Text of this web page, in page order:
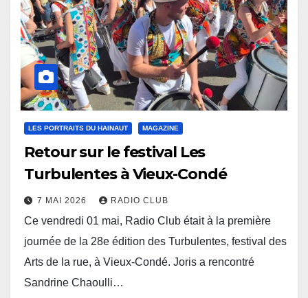
LES PORTRAITS DU HAINAUT MAGAZINE
Retour sur le festival Les
Turbulentes à Vieux-Condé
7 MAI 2026 RADIO CLUB
Ce vendredi 01 mai, Radio Club était à la première
journée de la 28e édition des Turbulentes, festival des
Arts de la rue, à Vieux-Condé. Joris a rencontré
Sandrine Chaoulli…